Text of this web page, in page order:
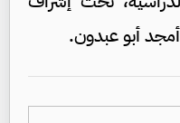
أبو عبدون.